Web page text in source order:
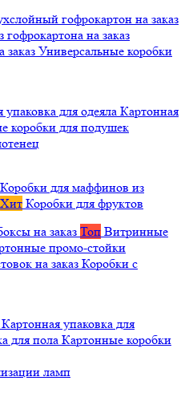
гофрокартон на заказ
на заказ
заказ Универсальные коробки
упаковка для одеяла Картонная
коробки для подушек
Коробки для маффинов из
Хит Коробки для фруктов
на заказ Топ Витринные
промо-стойки
на заказ Коробки с
Картонная упаковка для
для пола Картонные коробки
ламп